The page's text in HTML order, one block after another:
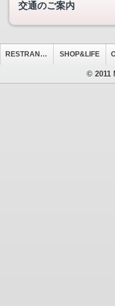
交通のご案内
RESTRANT&CAFE SHOP&LIFE
© 2011